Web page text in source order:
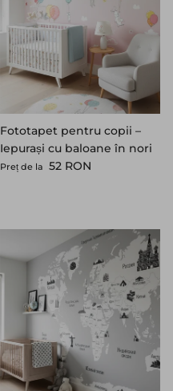
Fototapet pentru copii –
Iepurași cu baloane în nori
Preț standard
Preț de la 52 RON